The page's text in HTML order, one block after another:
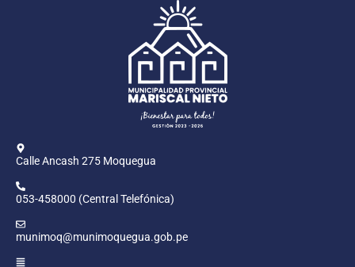
Calle Ancash 275 Moquegua
053-458000 (Central Telefónica)
munimoq@munimoquegua.gob.pe